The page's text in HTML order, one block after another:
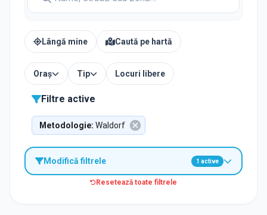
Lângă mine Caută pe hartă
Oraș Tip Locuri libere
Filtre active
Metodologie: Waldorf
Modifică filtrele 1 active
Resetează toate filtrele